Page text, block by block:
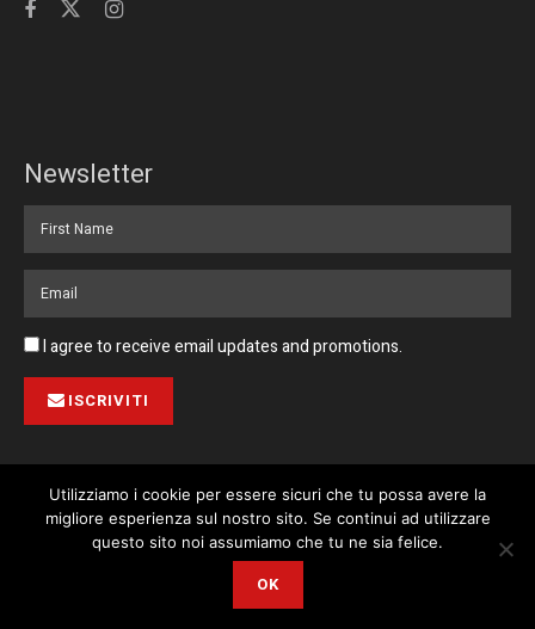
Newsletter
I agree to receive email updates and promotions.
ISCRIVITI
Pubblicità Collabora con noi Contatto Privacy Policy
© 2023 Corriere di Malta / Fortissimo Ltd
This website uses cookies. By continuing to use this website you are
Utilizziamo i cookie per essere sicuri che tu possa avere la
migliore esperienza sul nostro sito. Se continui ad utilizzare
questo sito noi assumiamo che tu ne sia felice.
OK